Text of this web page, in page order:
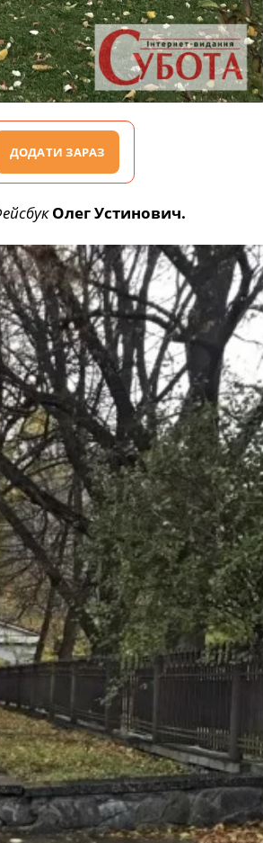
ДОДАТИ ЗАРАЗ
Олег Устинович.